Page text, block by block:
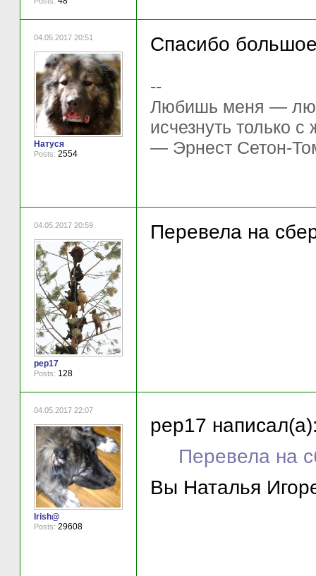
04.05.2017 20:51
Натуся
Posts: 2554
Спасибо
--
Любишь меня —
исчезнуть только
— Эрнест Сетон-
04.05.2017 20:59
pep17
Posts: 128
Перевела на
04.05.2017 22:07
Irish@
Posts: 29608
pep17
Перевела на
Вы Наталья